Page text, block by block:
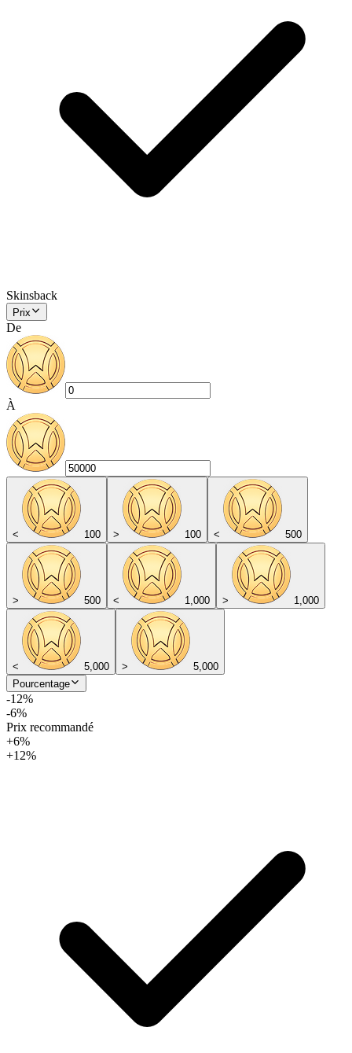
Skinsback
Prix
De
À
< 100 > 100 < 500
> 500 < 1,000 > 1,000
< 5,000 >
5,000
Pourcentage
-12%
-6%
Prix recommandé
+6%
+12%